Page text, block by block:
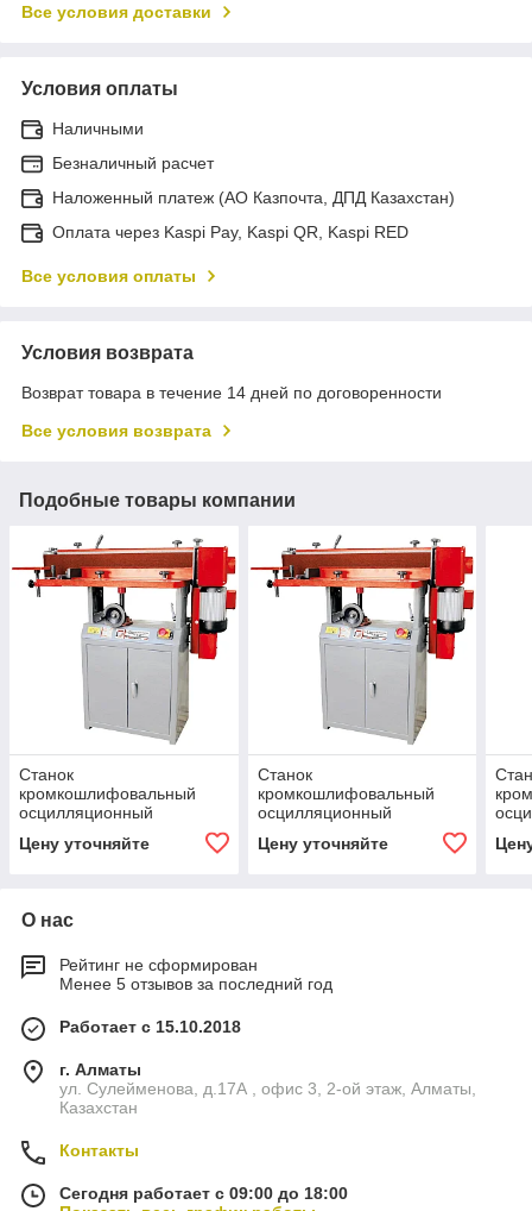
Все условия доставки
Условия оплаты
Наличными
Безналичный расчет
Наложенный платеж (АО Казпочта, ДПД Казахстан)
Оплата через Kaspi Pay, Kaspi QR, Kaspi RED
Все условия оплаты
Условия возврата
Возврат товара в течение 14 дней по договоренности
Все условия возврата
Подобные товары компании
Станок
кромкошлифовальный
осцилляционный
Цену уточняйте
Станок
кромкошлифовальный
осцилляционный
Цену уточняйте
О нас
Рейтинг не сформирован
Менее 5 отзывов за последний год
Работает с 15.10.2018
г. Алматы
ул. Сулейменова, д.17А , офис 3, 2-ой этаж, Алматы,
Казахстан
Контакты
Сегодня работает с 09:00 до 18:00